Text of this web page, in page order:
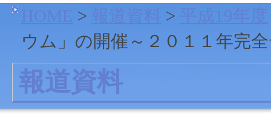
> >
ウム」の開催～２０１１年完
報道資料